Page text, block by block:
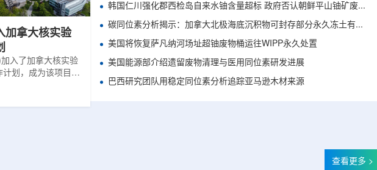
加拿大核实验
入了加拿大核实验
划，成为该项目中
这项举措旨在加强
韩国仁川强化郡西检岛自来水铀含量超标 政府否认朝鲜平山铀矿废水影响
碳同位素分析揭示：加拿大北极海底沉积物可封存部分永久冻土有机碳
美国将恢复萨凡纳河场址超铀废物桶运往WIPP永久处置
美国能源部介绍遗留废物清理与医用同位素研发进展
巴西研究团队用稳定同位素分析追踪亚马逊木材来源
查看更多 >